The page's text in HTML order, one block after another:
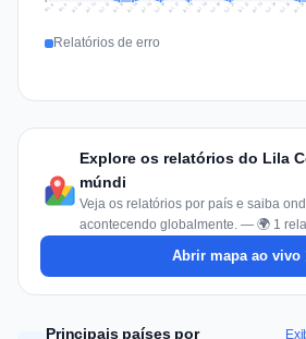
Jul 8 Jul 9 Jul 10 Jul 11 Jul 12 Jul 13 Jul 14 Jul 15 Jul 16 Jul 17 Jul 18 Jul 19 Jul 20 Jul 21 Jul 22 Jul 23 Jul 24 Jul 25 Jul 26
Relatórios de erro
Explore os relatórios do Lila
múndi
Veja os relatórios por país e saiba
acontecendo globalmente. — 🌍 1
Abrir mapa ao vivo
Principais países por